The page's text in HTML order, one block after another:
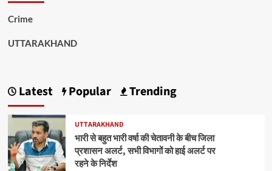
Crime
UTTARAKHAND
Latest Popular Trending
UTTARAKHAND
भारी से बहुत भारी वर्षा की चेतावनी के बीच जिला
प्रशासन अलर्ट, सभी विभागों को हाई अलर्ट पर
रहने के निर्देश